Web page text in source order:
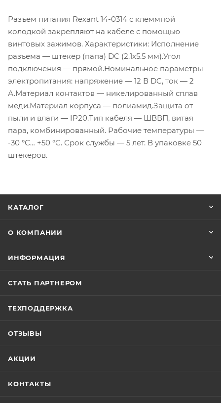
Разъем питания Rexant 14-0314 с клеммной
колодкой закрепляют на кабеле с помощью
винтовых зажимов. Характеристики: Исполнение
разъема — штекер (папа) DC (2.1x5.5 мм).Угол
подключения — прямой.Номинальное параметры
электропитания: напряжение — 12 В DC, ток — 2
А.Материал контактов — никелированный сплав
меди.Материал корпуса — полиамид.Защита от
пыли и влаги — IP20.Тип кабеля — ШВВП, витая
пара, комбинированный. Рабочие температуры —
-30 °С… +50 °С. Срок службы — 5 лет. В упаковке 50
штекеров.
КАТАЛОГ
О КОМПАНИИ
ИНФОРМАЦИЯ
СТАТЬ ПАРТНЕРОМ
ТЕХПОДДЕРЖКА
ОТЗЫВЫ
АКЦИИ
КОНТАКТЫ